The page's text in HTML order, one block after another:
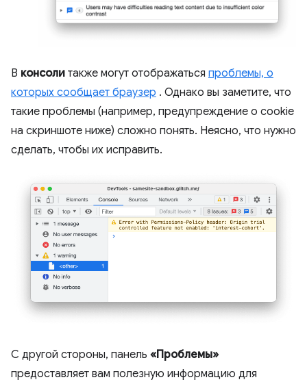
В консоли также могут отображаться проблемы, о
которых сообщает браузер . Однако вы заметите, что
такие проблемы (например, предупреждение о cookie
на скриншоте ниже) сложно понять. Неясно, что нужно
сделать, чтобы их исправить.
С другой стороны, панель «Проблемы»
предоставляет вам полезную информацию для